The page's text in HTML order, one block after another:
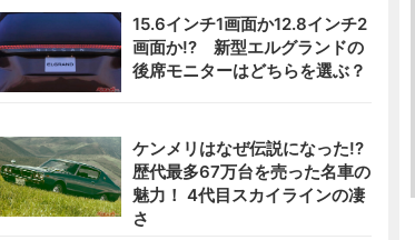
15.6インチ1画面か12.8インチ2
画面か!? 新型エルグランドの
後席モニターはどちらを選ぶ？
ケンメリはなぜ伝説になった!?
歴代最多67万台を売った名車の
魅力！ 4代目スカイラインの凄
さ